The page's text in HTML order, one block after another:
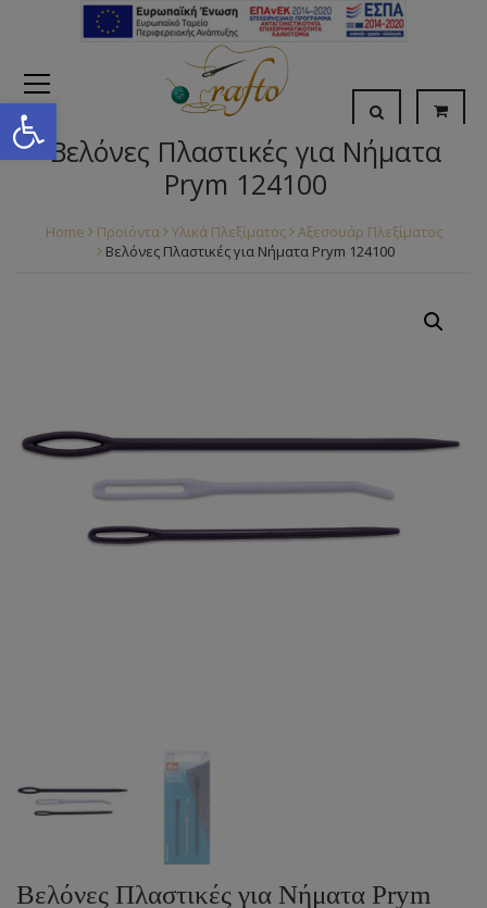
Open toolbar
Βελόνες Πλαστικές για Νήματα
Prym 124100
Home Προϊόντα Υλικά Πλεξίματος
Αξεσουάρ Πλεξίματος
Βελόνες Πλαστικές για Νήματα Prym 124100
Βελόνες Πλαστικές για Νήματα Prym